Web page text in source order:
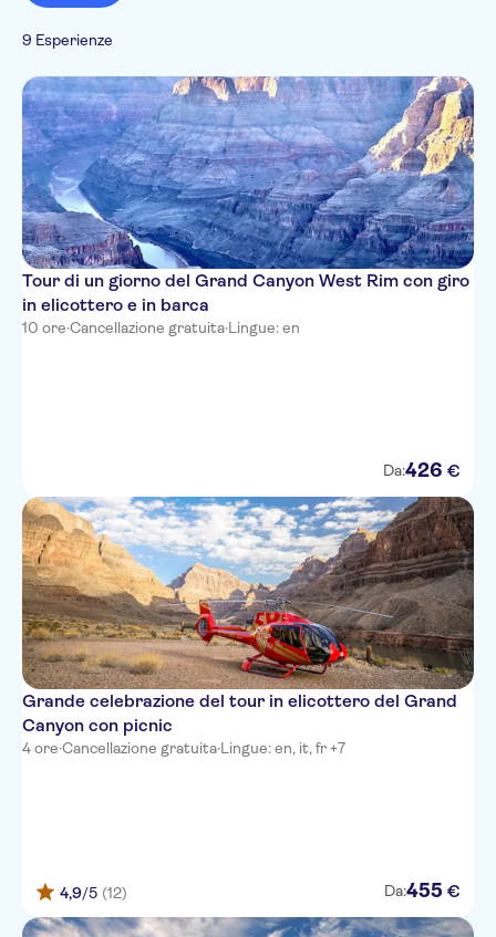
Pasti inclusi
Tour privato
Italiano
Portoghese
Olandese
Cinese
Arabo
9 Esperienze
Tour di un giorno del Grand Canyon West Rim con giro
in elicottero e in barca
10 ore·Cancellazione gratuita·Lingue: en
Da:426 €
Grande celebrazione del tour in elicottero del Grand
Canyon con picnic
4 ore·Cancellazione gratuita·Lingue: en, it, fr +7
4,9/5 (12) Da:455 €